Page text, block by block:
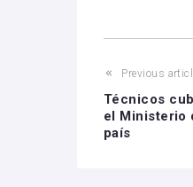
Previous
Técnicos
el Ministerio
país